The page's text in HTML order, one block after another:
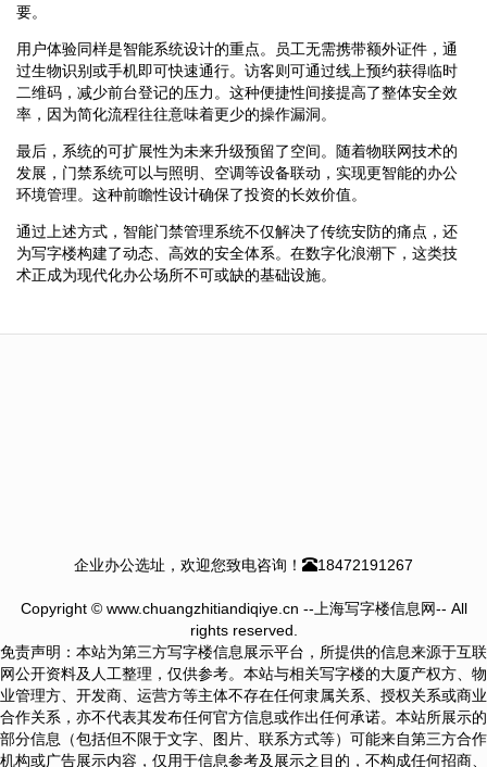
要。
用户体验同样是智能系统设计的重点。员工无需携带额外证件，通
过生物识别或手机即可快速通行。访客则可通过线上预约获得临时
二维码，减少前台登记的压力。这种便捷性间接提高了整体安全效
率，因为简化流程往往意味着更少的操作漏洞。
最后，系统的可扩展性为未来升级预留了空间。随着物联网技术的
发展，门禁系统可以与照明、空调等设备联动，实现更智能的办公
环境管理。这种前瞻性设计确保了投资的长效价值。
通过上述方式，智能门禁管理系统不仅解决了传统安防的痛点，还
为写字楼构建了动态、高效的安全体系。在数字化浪潮下，这类技
术正成为现代化办公场所不可或缺的基础设施。
企业办公选址，欢迎您致电咨询！ 18472191267
Copyright © www.chuangzhitiandiqiye.cn --上海写字楼信息网-- All
rights reserved.
免责声明：本站为第三方写字楼信息展示平台，所提供的信息来源于互联
网公开资料及人工整理，仅供参考。本站与相关写字楼的大厦产权方、物
业管理方、开发商、运营方等主体不存在任何隶属关系、授权关系或商业
合作关系，亦不代表其发布任何官方信息或作出任何承诺。本站所展示的
部分信息（包括但不限于文字、图片、联系方式等）可能来自第三方合作
机构或广告展示内容，仅用于信息参考及展示之目的，不构成任何招商、